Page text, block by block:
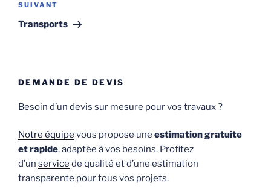
Article
suivant
SUIVANT
Transports
DEMANDE DE DEVIS
Besoin d’un devis sur mesure pour vos travaux ?
Notre équipe vous propose une estimation gratuite
et rapide, adaptée à vos besoins. Profitez
d’un service de qualité et d’une estimation
transparente pour tous vos projets.